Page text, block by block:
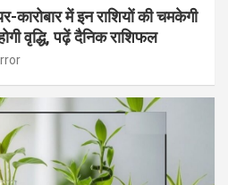
में इन राशियों की चमकेगी
वृद्धि, पढ़ें दैनिक राशिफल